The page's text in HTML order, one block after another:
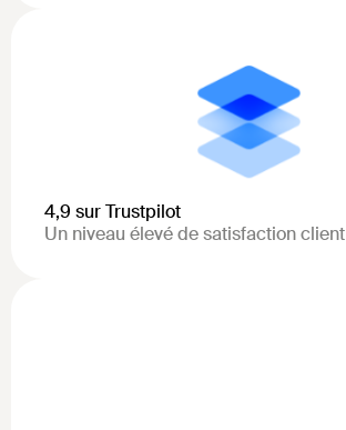
4,9 sur Trustpilot
Un niveau élevé de satisfaction client